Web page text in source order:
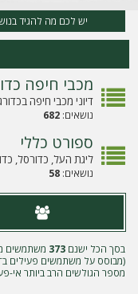
ה
ר
ש
מ
יש לכם מה להגיד
מכבי חיפה
דיוני מכבי חיפה
נושאים:682
ספורט כללי
ליגת העל, כדורסל,
נושאים:58
בסך הכל ישנם373
(מבוסס על משתמשים פעילים ב־5 הדקות האחרונות)
מספר הגולשים הרב ביותר אי-